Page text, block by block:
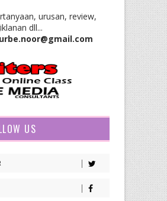
urusan, review,
dll...
US